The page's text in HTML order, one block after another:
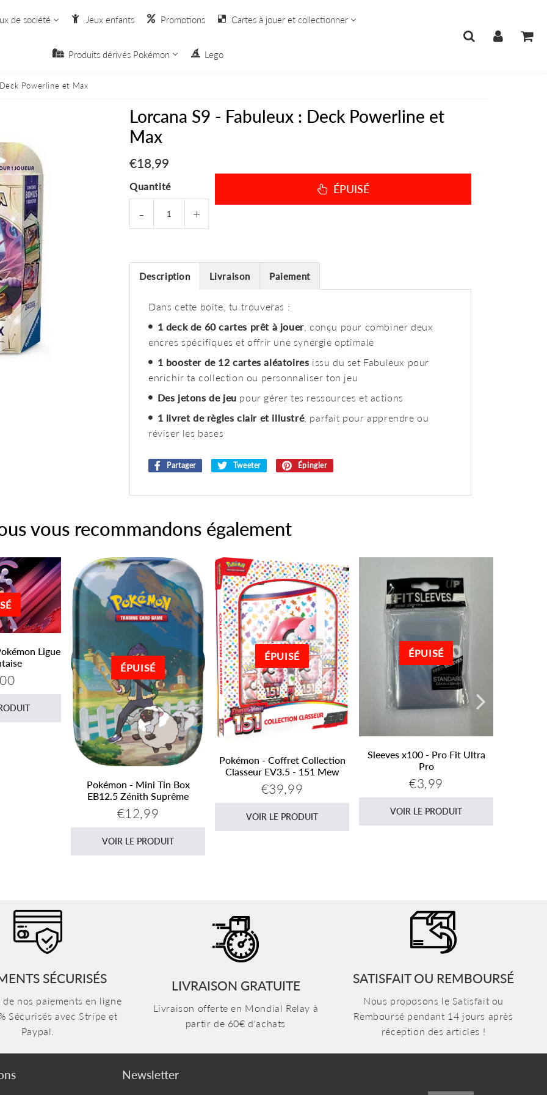
de société Jeux enfants Promotions Cartes à jouer et collectionner
Produits dérivés Pokémon Lego
Powerline et Max
Lorcana S9 - Fabuleux : Deck Powerline et
Max
€18,99
Quantité
+
-
ÉPUISÉ
Description Livraison Paiement
Dans cette boîte, tu trouveras :
1 deck de 60 cartes prêt à jouer, conçu pour combiner deux
encres spécifiques et offrir une synergie optimale
1 booster de 12 cartes aléatoires issu du set Fabuleux pour
enrichir ta collection ou personnaliser ton jeu
Des jetons de jeu pour gérer tes ressources et actions
1 livret de règles clair et illustré, parfait pour apprendre ou
réviser les bases
Partager
Partager
Tweeter
Tweeter
Épingler
vous recommandons également
Ligue
ÉPUISÉ
Pokémon - Mini Tin Box
EB12.5 Zénith Suprême
Prix
régulier
€12,99
VOIR LE PRODUIT
ÉPUISÉ
Pokémon - Coffret Collection
Classeur EV3.5 - 151 Mew
Prix
régulier
€39,99
VOIR LE PRODUIT
ÉPUISÉ
Sleeves x100 - Pro Fit Ultra
Pro
Prix
régulier
€3,99
VOIR LE PRODUIT
SÉCURISÉS
de nos paiements en ligne
Sécurisés avec Stripe et
Paypal.
LIVRAISON GRATUITE
Livraison offerte en Mondial Relay à
partir de 60€ d'achats
SATISFAIT OU REMBOURSÉ
Nous proposons le Satisfait ou
Remboursé pendant 14 jours après
réception des articles !
Newsletter